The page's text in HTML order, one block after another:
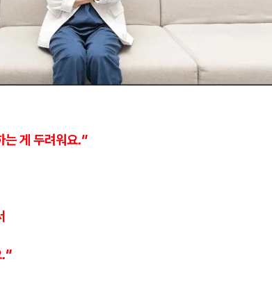
는 게 두려워요."
."